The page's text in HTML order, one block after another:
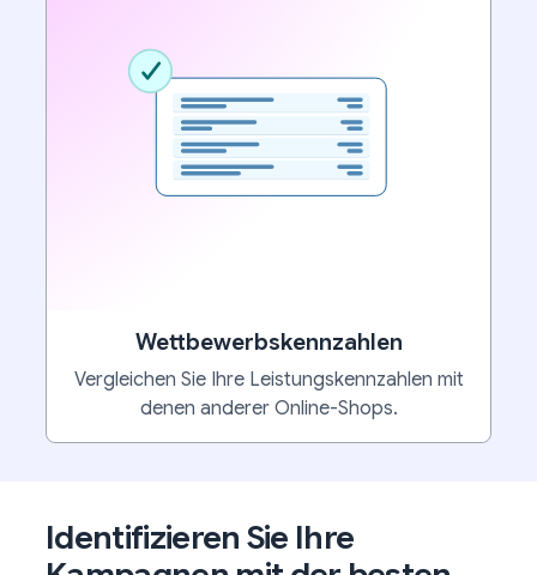
Wettbewerbskennzahlen
Vergleichen Sie Ihre Leistungskennzahlen mit
denen anderer Online-Shops.
Identifizieren Sie Ihre